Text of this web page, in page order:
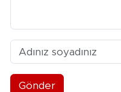
Gönder